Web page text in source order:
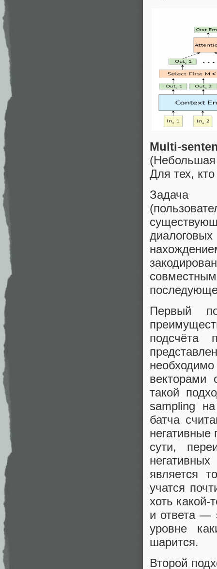
Multi-
Для тех,
Задача
совместным
Первый
подсчёта
векторами
такой
sampling
батча
сути,
является
учатся
хоть
и ответа —
уровне
шарится.
Второй